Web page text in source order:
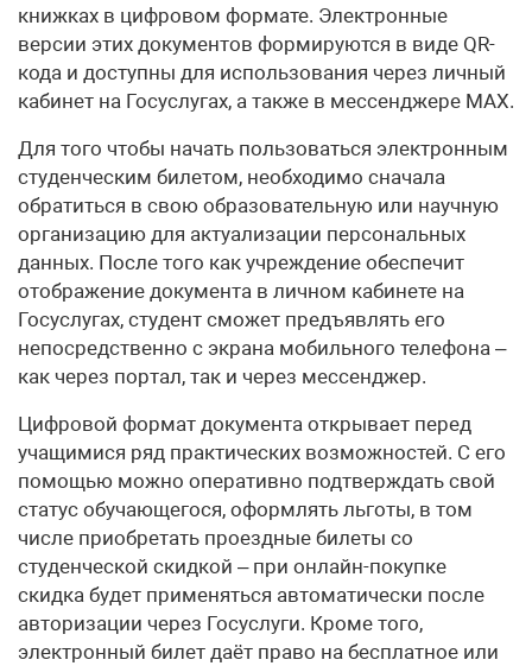
книжках в цифровом формате. Электронные
версии этих документов формируются в виде QR-
кода и доступны для использования через личный
кабинет на Госуслугах, а также в мессенджере MАХ.
Для того чтобы начать пользоваться электронным
студенческим билетом, необходимо сначала
обратиться в свою образовательную или научную
организацию для актуализации персональных
данных. После того как учреждение обеспечит
отображение документа в личном кабинете на
Госуслугах, студент сможет предъявлять его
непосредственно с экрана мобильного телефона –
как через портал, так и через мессенджер.
Цифровой формат документа открывает перед
учащимися ряд практических возможностей. С его
помощью можно оперативно подтверждать свой
статус обучающегося, оформлять льготы, в том
числе приобретать проездные билеты со
студенческой скидкой – при онлайн-покупке
скидка будет применяться автоматически после
авторизации через Госуслуги. Кроме того,
электронный билет даёт право на бесплатное или